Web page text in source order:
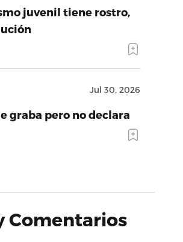
juvenil tiene rostro,
Jul 30, 2026
graba pero no declara
Comentarios